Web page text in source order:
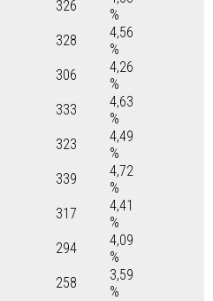
326
%
328
4,56
%
306
4,26
%
333
4,63
%
323
4,49
%
339
4,72
%
317
4,41
%
294
4,09
%
258
3,59
%